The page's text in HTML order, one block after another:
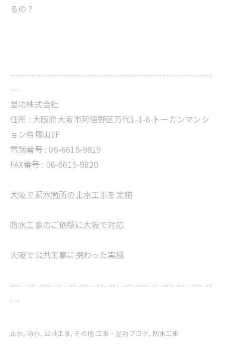
るの？
-----------------------------------------------------------------
---
星功株式会社
住所 : 大阪府大阪市阿倍野区万代1-1-6 トーカンマンシ
ョン帝塚山1F
電話番号 : 06-6615-9819
FAX番号 : 06-6615-9820
大阪で漏水箇所の止水工事を実施
防水工事のご依頼に大阪で対応
大阪で公共工事に携わった実績
-----------------------------------------------------------------
---
止水 防水 公共工事 その他 工事・星功ブログ 防水工事